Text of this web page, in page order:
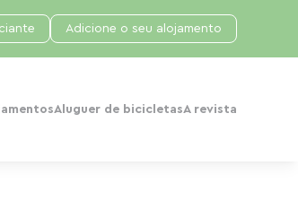
Aluguer de bicicletasA revista
Adicione o seu alojamento